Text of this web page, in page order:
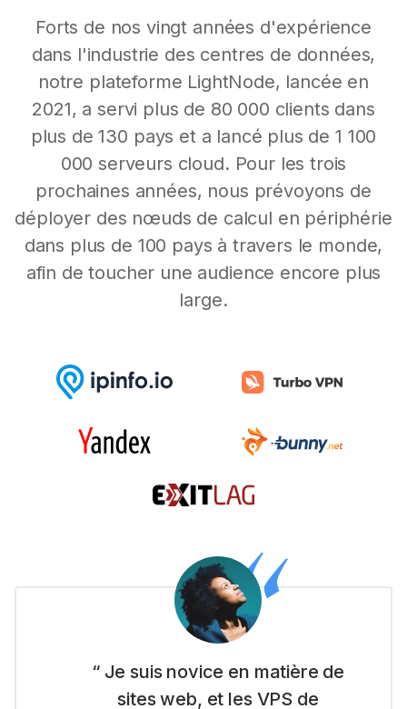
Forts de nos vingt années d'expérience
dans l'industrie des centres de données,
notre plateforme LightNode, lancée en
2021, a servi plus de 80 000 clients dans
plus de 130 pays et a lancé plus de 1 100
000 serveurs cloud. Pour les trois
prochaines années, nous prévoyons de
déployer des nœuds de calcul en périphérie
dans plus de 100 pays à travers le monde,
afin de toucher une audience encore plus
large.
“ Je suis novice en matière de
sites web, et les VPS de